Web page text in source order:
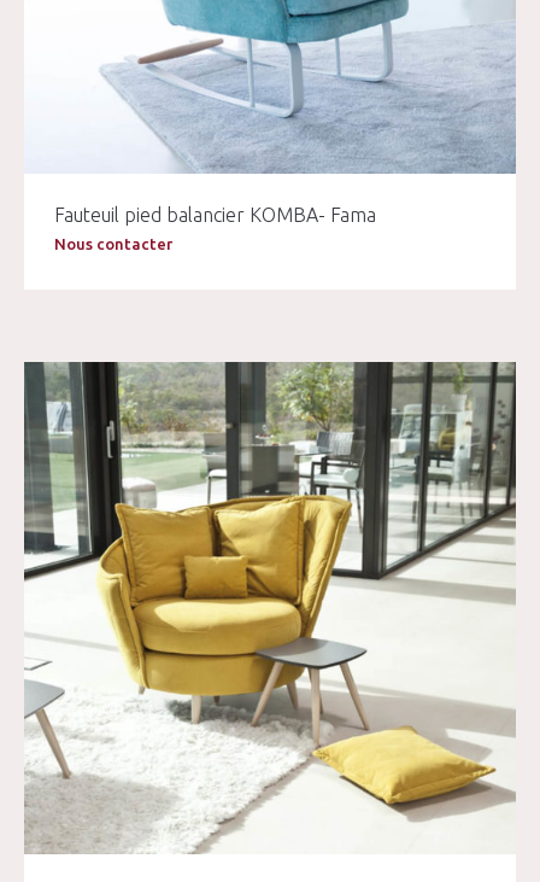
Fauteuil pied balancier KOMBA- Fama
Nous contacter